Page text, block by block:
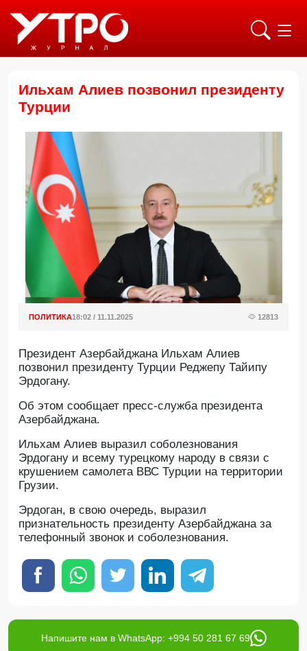
Ильхам Алиев позвонил президенту
Турции
ПОЛИТИКА18:02 / 11.11.2025 12813
Президент Азербайджана Ильхам Алиев
позвонил президенту Турции Реджепу Тайипу
Эрдогану.
Об этом сообщает пресс-служба президента
Азербайджана.
Ильхам Алиев выразил соболезнования
Эрдогану и всему турецкому народу в связи с
крушением самолета ВВС Турции на территории
Грузии.
Эрдоган, в свою очередь, выразил
признательность президенту Азербайджана за
телефонный звонок и соболезнования.
Напишите нам в WhatsApp: +994 50 281 67 69